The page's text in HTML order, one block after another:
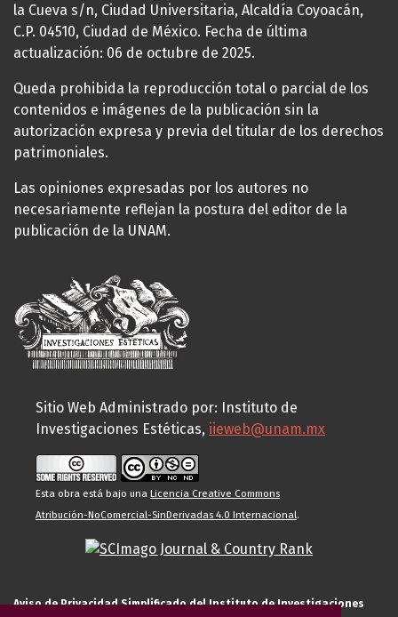
la Cueva s/n, Ciudad Universitaria, Alcaldía Coyoacán,
C.P. 04510, Ciudad de México. Fecha de última
actualización: 06 de octubre de 2025.
Queda prohibida la reproducción total o parcial de los
contenidos e imágenes de la publicación sin la
autorización expresa y previa del titular de los derechos
patrimoniales.
Las opiniones expresadas por los autores no
necesariamente reflejan la postura del editor de la
publicación de la UNAM.
Sitio Web Administrado por: Instituto de
Investigaciones Estéticas, iieweb@unam.mx
Esta obra está bajo una Licencia Creative Commons
Atribución-NoComercial-SinDerivadas 4.0 Internacional.
Aviso de Privacidad Simplificado del Instituto de Investigaciones